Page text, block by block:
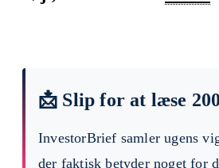
📩 Slip for at læse
InvestorBrief samler ugens
der faktisk betyder noget for